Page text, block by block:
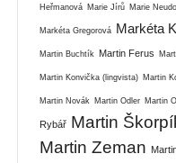
Heřmanová Marie Jírů Marie
Markéta Gregorová Markéta
Martin Buchtík Martin Ferus
Martin Konvička (lingvista) Martin
Martin Novák Martin Odler Martin
Rybář Martin
Martin Zeman